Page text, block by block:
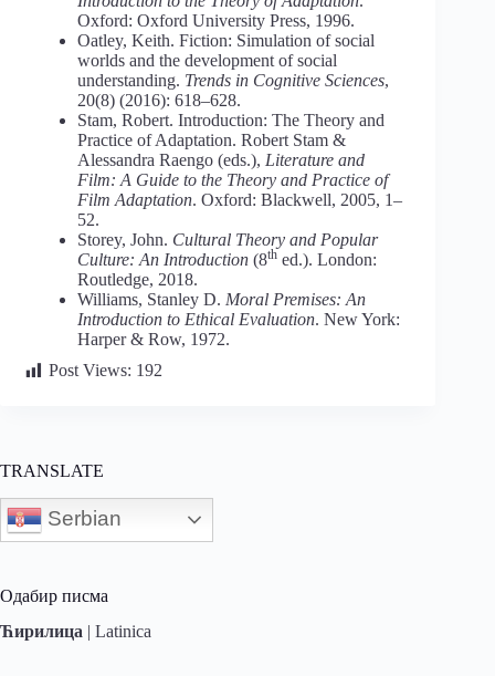
Oxford: Oxford University Press, 1996.
Oatley, Keith. Fiction: Simulation of social
worlds and the development of social
understanding. Trends in Cognitive Sciences,
20(8) (2016): 618–628.
Stam, Robert. Introduction: The Theory and
Practice of Adaptation. Robert Stam &
Alessandra Raengo (eds.), Literature and
Film: A Guide to the Theory and Practice of
Film Adaptation. Oxford: Blackwell, 2005, 1–
52.
Storey, John. Cultural Theory and Popular
Culture: An Introduction (8th ed.). London:
Routledge, 2018.
Williams, Stanley D. Moral Premises: An
Introduction to Ethical Evaluation. New York:
Harper & Row, 1972.
Post Views: 192
TRANSLATE
Serbian
Одабир писма
Ћирилица | Latinica